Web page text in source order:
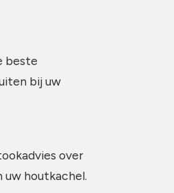
beste
bij uw
over
uw houtkachel.